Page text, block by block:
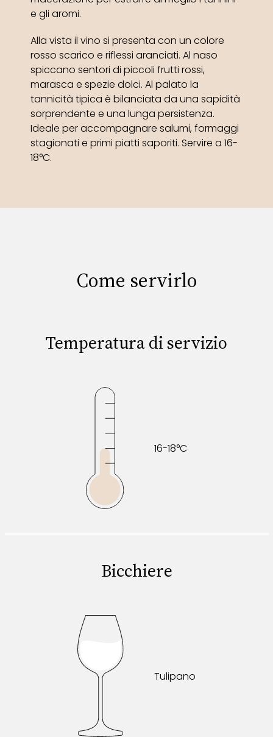
e gli aromi.
Alla vista il vino si presenta con un colore
rosso scarico e riflessi aranciati. Al naso
spiccano sentori di piccoli frutti rossi,
marasca e spezie dolci. Al palato la
tannicità tipica è bilanciata da una sapidità
sorprendente e una lunga persistenza.
Ideale per accompagnare salumi, formaggi
stagionati e primi piatti saporiti. Servire a 16-
18°C.
Come servirlo
Temperatura di servizio
16-18°C
Bicchiere
Tulipano